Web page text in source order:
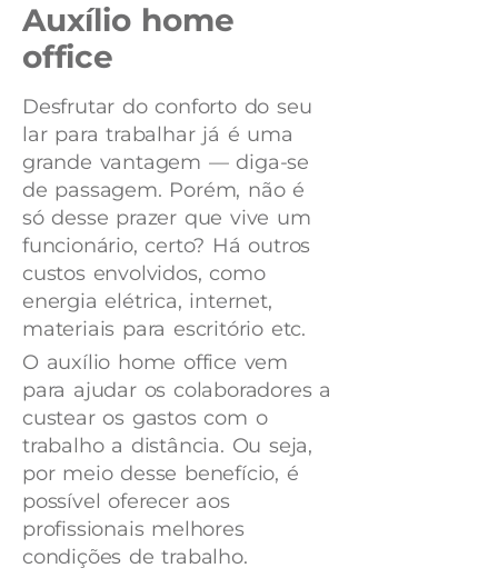
Auxílio home
office
Desfrutar do conforto do seu
lar para trabalhar já é uma
grande vantagem — diga-se
de passagem. Porém, não é
só desse prazer que vive um
funcionário, certo? Há outros
custos envolvidos, como
energia elétrica, internet,
materiais para escritório etc.
O auxílio home office vem
para ajudar os colaboradores a
custear os gastos com o
trabalho a distância. Ou seja,
por meio desse benefício, é
possível oferecer aos
profissionais melhores
condições de trabalho.